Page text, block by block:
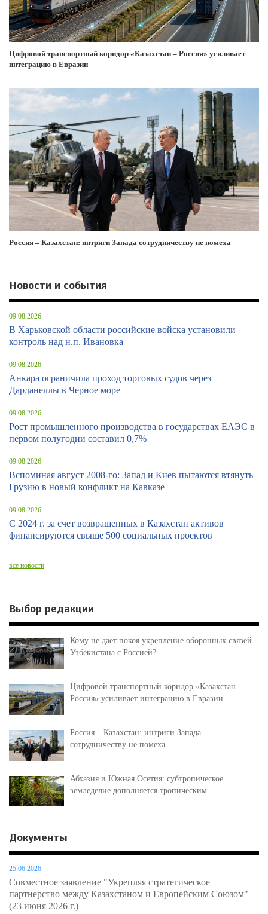
Цифровой транспортный коридор «Казахстан – Россия» усиливает
интеграцию в Евразии
Россия – Казахстан: интриги Запада сотрудничеству не помеха
Новости и события
09.08.2026
В Харьковской области российские войска установили
контроль над н.п. Ивановка
09.08.2026
Анкара ограничила проход торговых судов через
Дарданеллы в Черное море
09.08.2026
Рост промышленного производства в государствах ЕАЭС в
первом полугодии составил 0,7%
09.08.2026
Вспоминая август 2008-го: Запад и Киев пытаются втянуть
Грузию в новый конфликт на Кавказе
09.08.2026
С 2024 г. за счет возвращенных в Казахстан активов
финансируются свыше 500 социальных проектов
все новости
Выбор редакции
Кому не даёт покоя укрепление оборонных связей
Узбекистана с Россией?
Цифровой транспортный коридор «Казахстан –
Россия» усиливает интеграцию в Евразии
Россия – Казахстан: интриги Запада
сотрудничеству не помеха
Абхазия и Южная Осетия: субтропическое
земледелие дополняется тропическим
Документы
25.06.2026
Совместное заявление "Укрепляя стратегическое
партнерство между Казахстаном и Европейским Союзом"
(23 июня 2026 г.)